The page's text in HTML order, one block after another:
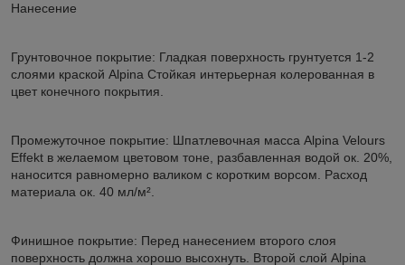
Нанесение
Грунтовочное покрытие: Гладкая поверхность грунтуется 1-2
слоями краской Alpina Стойкая интерьерная колерованная в
цвет конечного покрытия.
Промежуточное покрытие: Шпатлевочная масса Alpina Velours
Effekt в желаемом цветовом тоне, разбавленная водой ок. 20%,
наносится равномерно валиком с коротким ворсом. Расход
материала ок. 40 мл/м².
Финишное покрытие: Перед нанесением второго слоя
поверхность должна хорошо высохнуть. Второй слой Alpina